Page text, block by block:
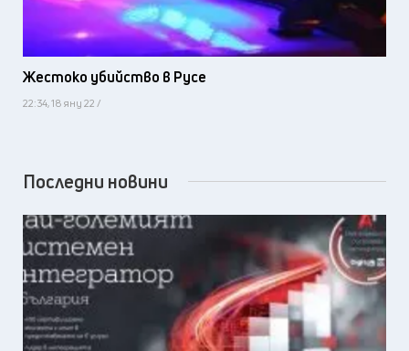
Жестоко убийство в Русе
22:34, 18 яну 22 /
Последни новини